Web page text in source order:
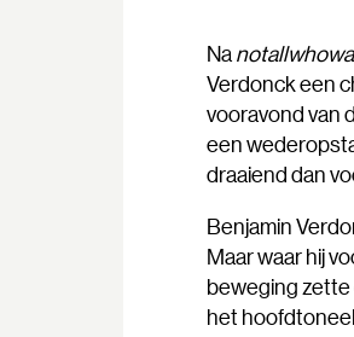
Na
Verdonck een
vooravond van
een
draaiend dan
Benjamin
Maar waar hij
beweging zette
het